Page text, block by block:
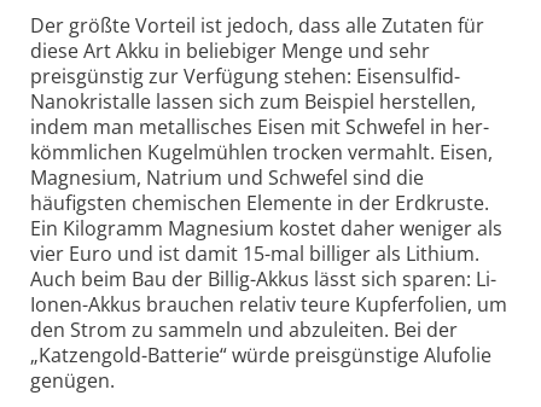
Der größte Vorteil ist jedoch, dass alle Zutaten für
diese Art Akku in beliebiger Menge und sehr
preisgünstig zur Verfügung stehen: Eisen­sulfid-
Nano­kristalle lassen sich zum Beispiel her­stellen,
indem man metallisches Eisen mit Schwefel in her­
kömmlichen Kugel­mühlen trocken vermahlt. Eisen,
Magnesium, Natrium und Schwefel sind die
häufigsten chemischen Elemente in der Erdkruste.
Ein Kilo­gramm Magnesium kostet daher weniger als
vier Euro und ist damit 15-mal billiger als Lithium.
Auch beim Bau der Billig-Akkus lässt sich sparen: Li-
Ionen-Akkus brauchen relativ teure Kupfer­folien, um
den Strom zu sammeln und abzuleiten. Bei der
„Katzen­gold-Batterie“ würde preis­günstige Alu­folie
genügen.